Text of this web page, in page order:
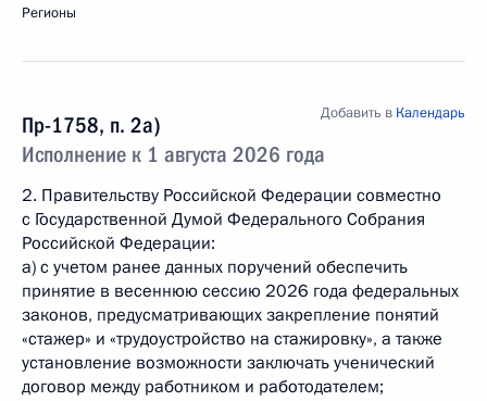
Регионы
Пр-1758, п. 2а)
Исполнение к 1 августа 2026 года
Добавить в Календарь
2. Правительству Российской Федерации совместно
с Государственной Думой Федерального Собрания
Российской Федерации:
а) с учетом ранее данных поручений обеспечить
принятие в весеннюю сессию 2026 года федеральных
законов, предусматривающих закрепление понятий
«стажер» и «трудоустройство на стажировку», а также
установление возможности заключать ученический
договор между работником и работодателем;